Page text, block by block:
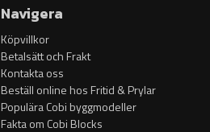
Navigera
Köpvillkor
Betalsätt och Frakt
Kontakta oss
Beställ online hos Fritid & Prylar
Populära Cobi byggmodeller
Fakta om Cobi Blocks